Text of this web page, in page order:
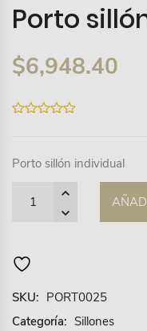
Porto
$6,948.40
5
Porto sillón individual
SKU: PORT0025
Categoría: Sillones